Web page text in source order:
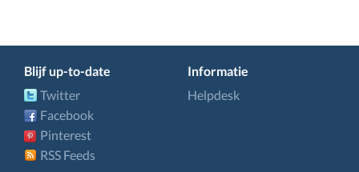
Blijf up-to-date
Twitter
Facebook
Pinterest
RSS Feeds
Informatie
Helpdesk